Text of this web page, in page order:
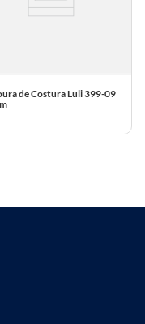
de Costura Luli 399-09